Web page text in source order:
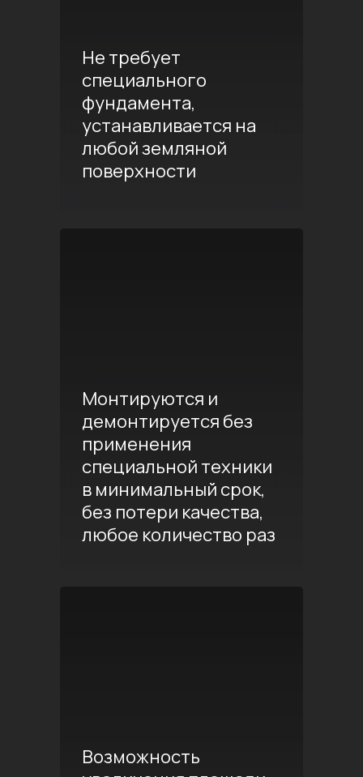
Не требует
специального
фундамента,
устанавливается на
любой земляной
поверхности
Монтируются и
демонтируется без
применения
специальной техники
в минимальный срок,
без потери качества,
любое количество раз
Возможность